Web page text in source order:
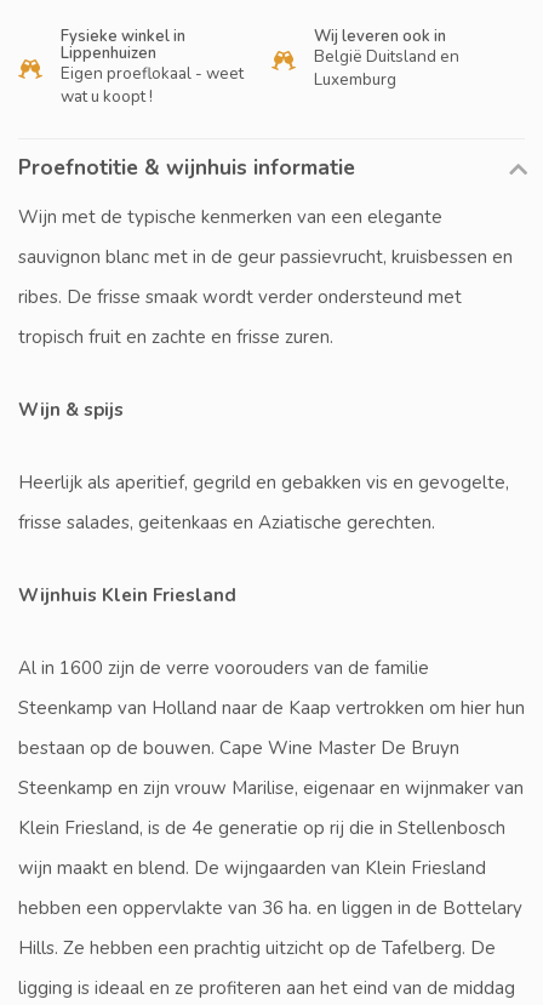
Fysieke winkel in
Lippenhuizen
Eigen proeflokaal - weet
wat u koopt !
Wij leveren ook in
België Duitsland en
Luxemburg
Proefnotitie & wijnhuis informatie
Wijn met de typische kenmerken van een elegante
sauvignon blanc met in de geur passievrucht, kruisbessen en
ribes. De frisse smaak wordt verder ondersteund met
tropisch fruit en zachte en frisse zuren.
Wijn & spijs
Heerlijk als aperitief, gegrild en gebakken vis en gevogelte,
frisse salades, geitenkaas en Aziatische gerechten.
Wijnhuis Klein Friesland
Al in 1600 zijn de verre voorouders van de familie
Steenkamp van Holland naar de Kaap vertrokken om hier hun
bestaan op de bouwen. Cape Wine Master De Bruyn
Steenkamp en zijn vrouw Marilise, eigenaar en wijnmaker van
Klein Friesland, is de 4e generatie op rij die in Stellenbosch
wijn maakt en blend. De wijngaarden van Klein Friesland
hebben een oppervlakte van 36 ha. en liggen in de Bottelary
Hills. Ze hebben een prachtig uitzicht op de Tafelberg. De
ligging is ideaal en ze profiteren aan het eind van de middag